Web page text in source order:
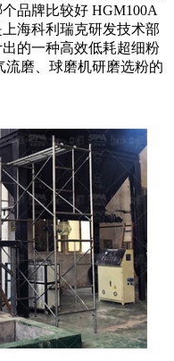
品牌比较好 HGM100A
海科利瑞克研发技术部
的一种高效低耗超细粉
流磨、球磨机研磨选粉的